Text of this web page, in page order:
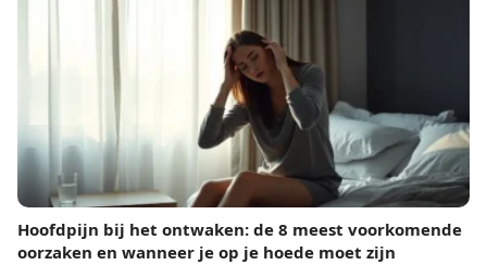
Hoofdpijn bij het ontwaken: de 8 meest voorkomende
oorzaken en wanneer je op je hoede moet zijn